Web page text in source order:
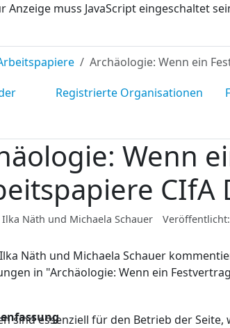
muss JavaScript eingeschaltet
Archäologie: Wenn ein
Registrierte Organisationen
Wenn
CIfA
Ilka Näth und Michaela Schauer
Näth und Michaela Schauer
in "Archäologie: Wenn ein
sind essenziell für den Betrieb der